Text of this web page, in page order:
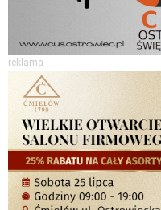
reklama